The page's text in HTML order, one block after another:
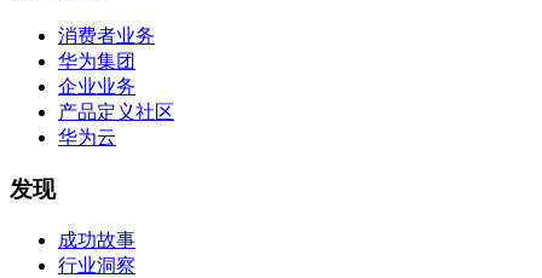
消费者业务
华为集团
企业业务
产品定义社区
华为云
发现
成功故事
行业洞察